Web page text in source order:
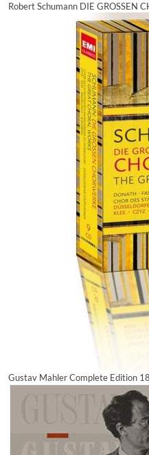
Robert Schumann DIE GROSSEN
Gustav Mahler Complete Edition